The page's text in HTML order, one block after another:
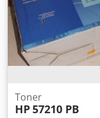
Beschichtete
Achea - Polyester -
Typische
Hinterleuchtete
folierungen -
-
Toner
HP57210 PB